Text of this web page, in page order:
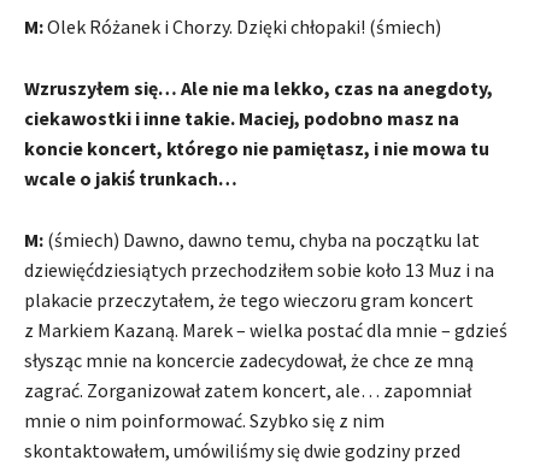
M:Olek Różanek i Chorzy. Dzięki chłopaki! (śmiech)
Wzruszyłem się… Ale nie ma lekko, czas na anegdoty,
ciekawostki i inne takie. Maciej, podobno masz na
koncie koncert, którego nie pamiętasz, i nie mowa tu
wcale o jakiś trunkach…
M: (śmiech) Dawno, dawno temu, chyba na początku lat
dziewięćdziesiątych przechodziłem sobie koło 13 Muz i na
plakacie przeczytałem, że tego wieczoru gram koncert
z Markiem Kazaną. Marek – wielka postać dla mnie – gdzieś
słysząc mnie na koncercie zadecydował, że chce ze mną
zagrać. Zorganizował zatem koncert, ale… zapomniał
mnie o nim poinformować. Szybko się z nim
skontaktowałem, umówiliśmy się dwie godziny przed